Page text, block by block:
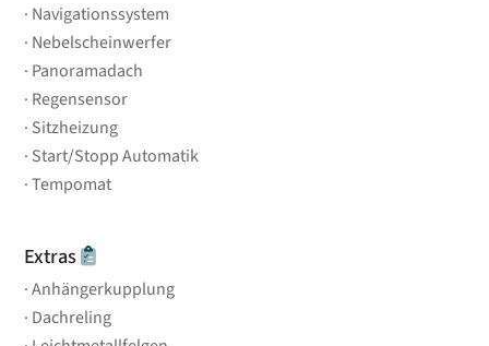
Navigationssystem
Nebelscheinwerfer
Panoramadach
Regensensor
Sitzheizung
Start/Stopp Automatik
Tempomat
Extras
Anhängerkupplung
Dachreling